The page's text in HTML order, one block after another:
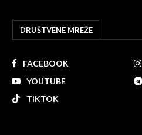
DRUŠTVENE MREŽE
FACEBOOK
YOUTUBE
TIKTOK